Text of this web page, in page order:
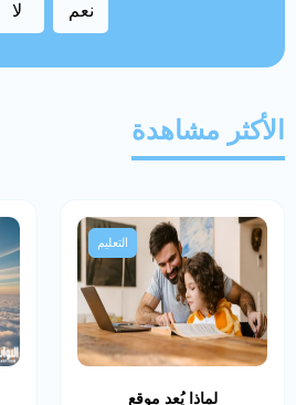
نعم لا
الأكثر مشاهدة
التعليم
لماذا يُعد موقع